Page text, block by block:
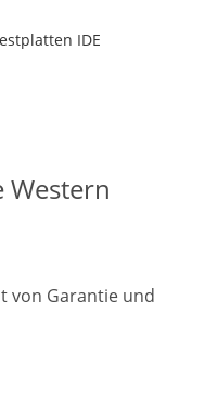
IDE
Western
von Garantie und